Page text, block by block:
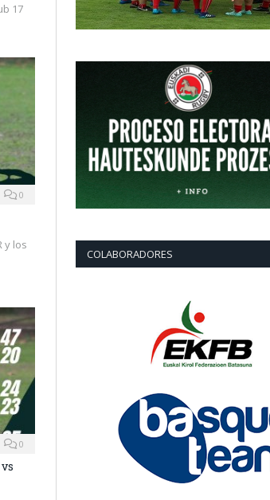
17
0
y los
0
COLABORADORES